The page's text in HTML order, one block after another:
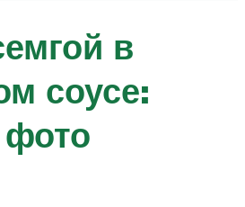
в
соусе:
фото